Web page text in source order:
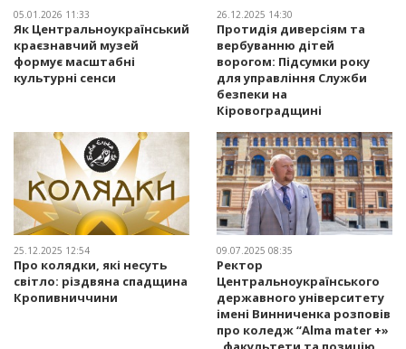
05.01.2026 11:33
Як Центральноукраїнський
краєзнавчий музей
формує масштабні
культурні сенси
26.12.2025 14:30
Протидія диверсіям та
вербуванню дітей
ворогом: Підсумки року
для управління Служби
безпеки на
Кіровоградщині
25.12.2025 12:54
Про колядки, які несуть
світло: різдвяна спадщина
Кропивниччини
09.07.2025 08:35
Ректор
Центральноукраїнського
державного університету
імені Винниченка розповів
про коледж “Alma mater +»